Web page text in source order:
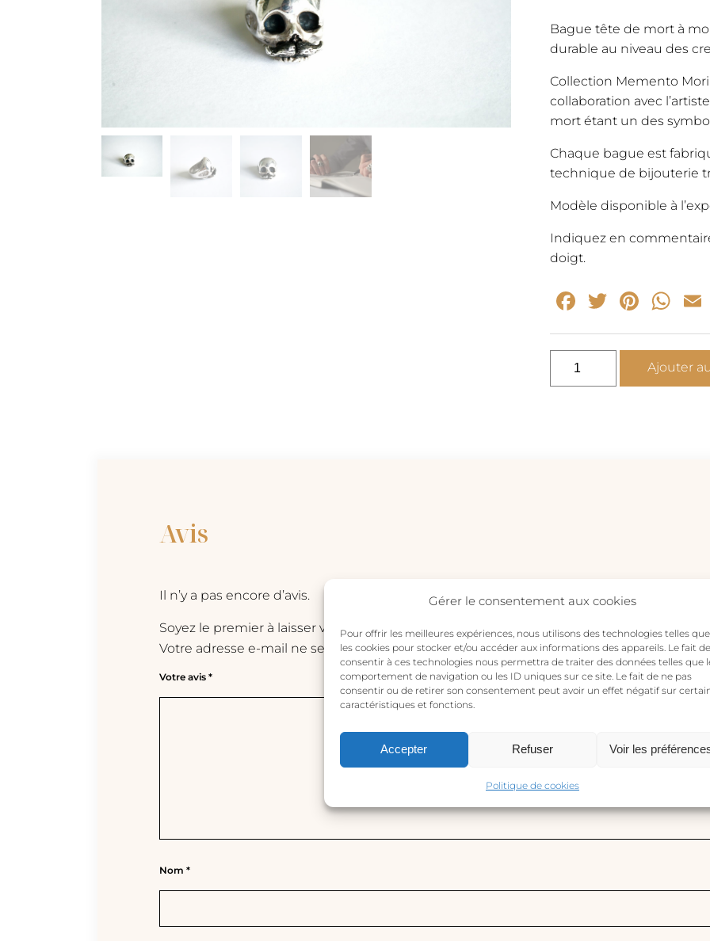
Gérer le consentement aux cookies
Pour offrir les meilleures expériences, nous utilisons des technologies telles que
les cookies pour stocker et/ou accéder aux informations des appareils. Le fait de
consentir à ces technologies nous permettra de traiter des données telles que
comportement de navigation ou les ID uniques sur ce site. Le fait de ne pas
consentir ou de retirer son consentement peut avoir un effet négatif sur
caractéristiques et fonctions.
Accepter Refuser Voir les
Politique de cookies
Bague tête de mort à
durable au niveau des
Collection Memento
collaboration avec
mort étant un des
Chaque bague est
technique de bijouterie
Modèle disponible à
Indiquez en
doigt.
Facebook
Twitter
Ajouter
Avis
Il n’y a pas encore d’avis.
Soyez le premier à laisser votre avis sur “Bague Memento Mori Moustaches”
Votre adresse e-mail ne sera pas publiée. Les champs obligatoires sont indiqués avec*
Votre avis *
Nom *